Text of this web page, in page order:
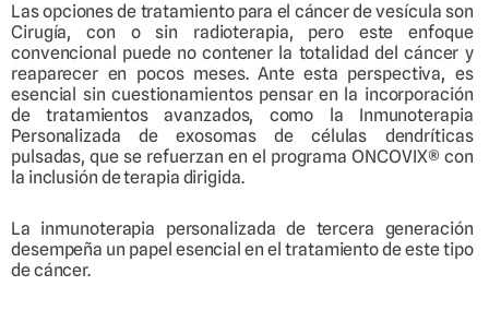
Las opciones de tratamiento para el cáncer de vesícula son
Cirugía, con o sin radioterapia, pero este enfoque
convencional puede no contener la totalidad del cáncer y
reaparecer en pocos meses. Ante esta perspectiva, es
esencial sin cuestionamientos pensar en la incorporación
de tratamientos avanzados, como la Inmunoterapia
Personalizada de exosomas de células dendríticas
pulsadas, que se refuerzan en el programa ONCOVIX® con
la inclusión de terapia dirigida.
La inmunoterapia personalizada de tercera generación
desempeña un papel esencial en el tratamiento de este tipo
de cáncer.